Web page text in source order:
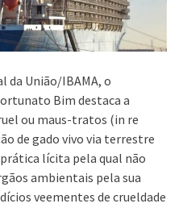
da União/IBAMA, o
Bim destaca a
ou maus-tratos (in re
de gado vivo via terrestre
lícita pela qual não
ambientais pela sua
veementes de crueldade